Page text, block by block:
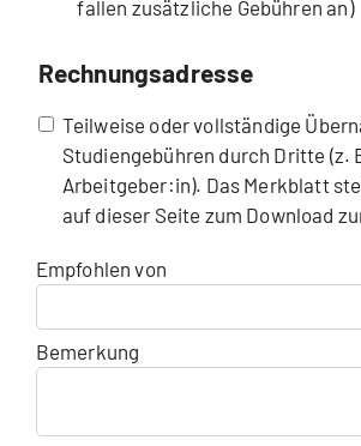
fallen zusätzliche Gebühren an)
Teilweise oder vollständige
Studiengebühren durch Dritte (z.
Arbeitgeber:in). Das Merkblatt steht Ihnen oben
auf dieser Seite zum Download
Rechnungsadresse
Empfohlen von
Bemerkung